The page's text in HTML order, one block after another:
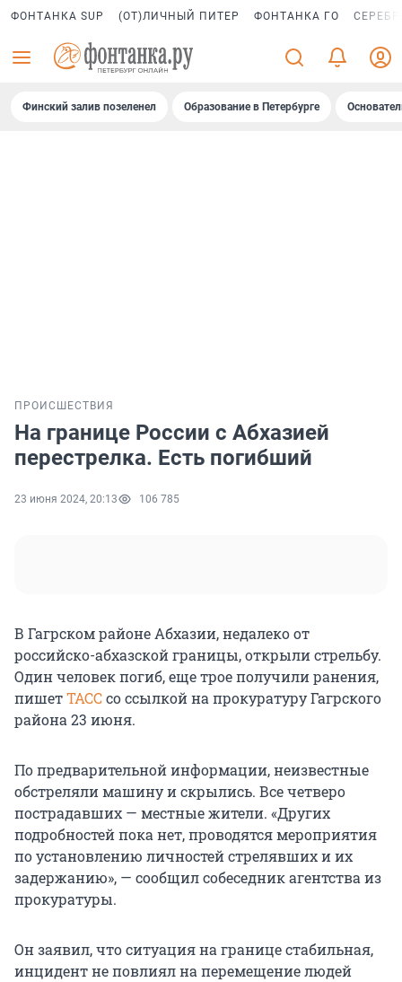
ФОНТАНКА SUP (ОТ)ЛИЧНЫЙ ПИТЕР ФОНТАНКА ГО
Финский залив позеленел Образование в Петербурге
ПРОИСШЕСТВИЯ
На границе России с Абхазией
перестрелка. Есть погибший
23 июня 2024, 20:13 106 785
В Гагрском районе Абхазии, недалеко от
российско-абхазской границы, открыли стрельбу.
Один человек погиб, еще трое получили ранения,
пишетТАССсо ссылкой на прокуратуру Гагрского
района 23 июня.
По предварительной информации, неизвестные
обстреляли машину и скрылись. Все четверо
пострадавших — местные жители. «Других
подробностей пока нет, проводятся мероприятия
по установлению личностей стрелявших и их
задержанию», — сообщил собеседник агентства из
прокуратуры.
Он заявил, что ситуация на границе стабильная,
инцидент не повлиял на перемещение людей